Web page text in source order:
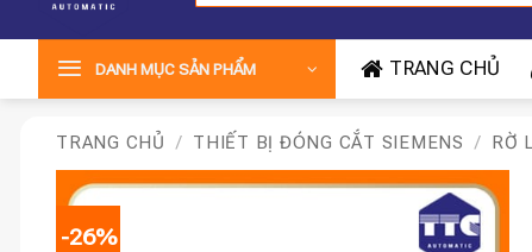
DANH MỤC SẢN PHẨM TRANG CHỦ
TRANG CHỦ / THIẾT BỊ ĐÓNG CẮT SIEMENS / RỜ
-26%